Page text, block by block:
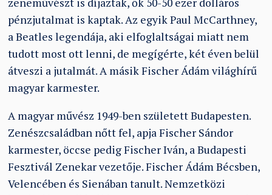
pénzjutalmat is kaptak. Az egyik Paul McCarthney,
a Beatles legendája, aki elfoglaltságai miatt nem
tudott most ott lenni, de megígérte, két éven belül
átveszi a jutalmát. A másik Fischer Ádám világhírű
magyar karmester.
A magyar művész 1949-ben született Budapesten.
Zenészcsaládban nőtt fel, apja Fischer Sándor
karmester, öccse pedig Fischer Iván, a Budapesti
Fesztivál Zenekar vezetője. Fischer Ádám Bécsben,
Velencében és Sienában tanult. Nemzetközi